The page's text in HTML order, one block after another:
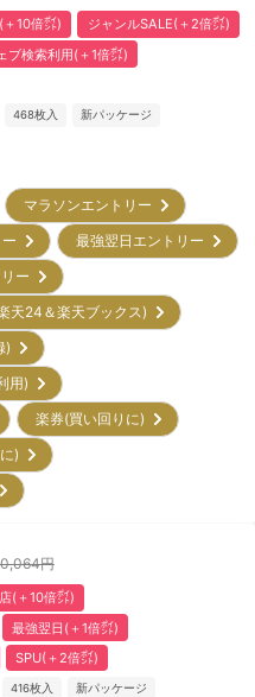
＋10倍㌽)
ジャンルSALE(＋2倍㌽)
ブ検索利用(＋1倍㌽)
468枚入 新パッケージ
マラソンエントリー
ー
最強翌日エントリー
リー
天24＆楽天ブックス)
)
利用)
楽券(買い回りに)
に)
円
(＋10倍㌽)
最強翌日(＋1倍㌽)
SPU(＋2倍㌽)
416枚入 新パッケージ